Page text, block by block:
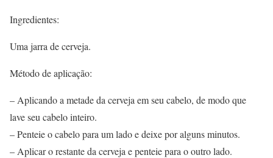
Ingredientes:
Uma jarra de cerveja.
Método de aplicação:
– Aplicando a metade da cerveja em seu cabelo, de modo que
lave seu cabelo inteiro.
– Penteie o cabelo para um lado e deixe por alguns minutos.
– Aplicar o restante da cerveja e penteie para o outro lado.